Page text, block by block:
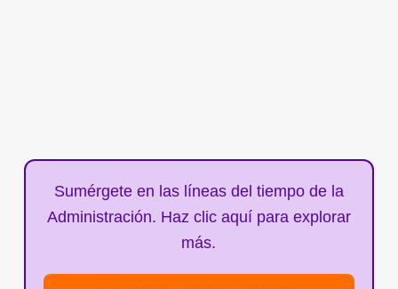
Sumérgete en las líneas del tiempo de la
Administración. Haz clic aquí para explorar
más.